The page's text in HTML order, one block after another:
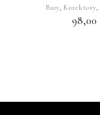
Bazy, Korektory,
98,00